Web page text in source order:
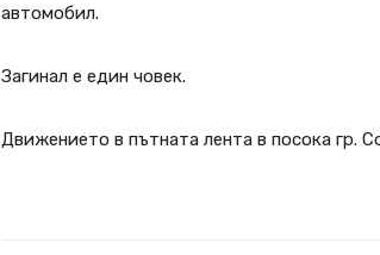
автомобил.
Загинал е един човек.
Движението в пътната лента в посока гр.